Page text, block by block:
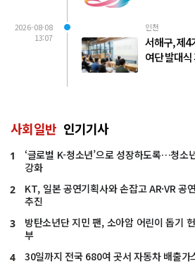
2026-08-08
13:07
인천
서해구, 제4
여단 발대식
사회일반 인기기사
1
‘글로벌 K-청소년’으로 성장하도록…청소
강화
2
KT, 일본 공연기획사와 손잡고 AR·VR 공
추진
3
방탄소년단 지민 팬, 소아암 어린이 돕기
부
4 30일까지 전국 680여 곳서 자동차 배출가